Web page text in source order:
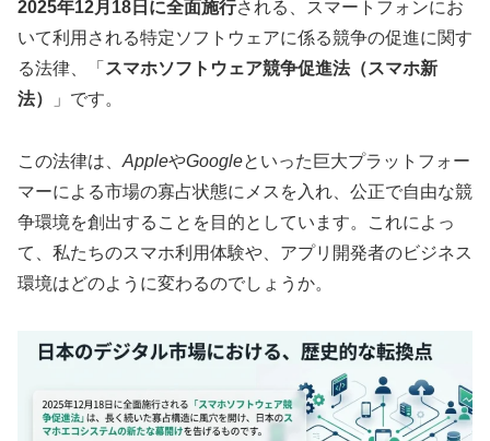
2025年12月18日に全面施行される、スマートフォンにお
いて利用される特定ソフトウェアに係る競争の促進に関す
る法律、「 スマホソフトウェア競争促進法（スマホ新
法）
」です。
この法律は、 AppleやGoogleといった巨大プラットフォー
マーによる市場の寡占状態にメスを入れ、公正で自由な競
争環境を創出することを目的としています。これによっ
て、私たちのスマホ利用体験や、アプリ開発者のビジネス
環境はどのように変わるのでしょうか。